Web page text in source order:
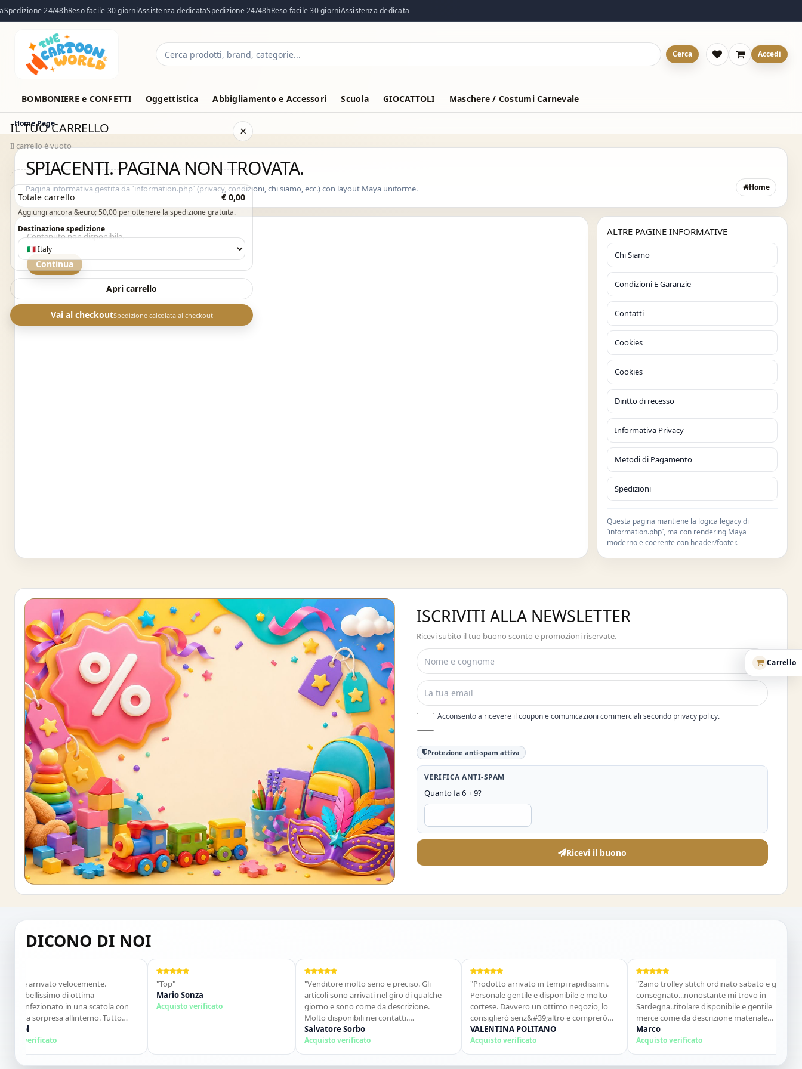
24/48hReso facile 30 giorniAssistenza dedicataSpedizione 24/48hReso facile 30 giorniAssistenza dedicata
Cerca
Cerca Accedi
BOMBONIERE e CONFETTI Oggettistica Abbigliamento e Accessori Scuola GIOCATTOLI Maschere / Costumi Carnevale
IL TUO CARRELLO
Il carrello è vuoto
×
Il carrello è vuoto. Esplora il catalogo e aggiungi i prodotti che
Vai al catalogo
Totale carrello € 0,00
Aggiungi ancora &euro; 50,00 per ottenere la spedizione gratuita.
Destinazione spedizione
Apri carrello
Vai al checkoutSpedizione calcolata al checkout
Carrello
Home Page
SPIACENTI. PAGINA NON TROVATA.
Pagina informativa gestita da `information.php` (privacy, condizioni, chi siamo, ecc.) con layout Maya uniforme. Home
Contenuto non disponibile.
Continua
ALTRE PAGINE INFORMATIVE
Chi Siamo
Condizioni E Garanzie
Contatti
Cookies
Cookies
Diritto di recesso
Informativa Privacy
Metodi di Pagamento
Spedizioni
Questa pagina mantiene la logica legacy di
`information.php`, ma con rendering Maya
moderno e coerente con header/footer.
ISCRIVITI E OTTIENI SUBITO UNO SCONTO DEL 10%
ISCRIVITI ALLA NEWSLETTER
Ricevi subito il tuo buono sconto e promozioni riservate.
Acconsento a ricevere il coupon e comunicazioni commerciali secondo privacy policy.
Protezione anti-spam attiva
VERIFICA ANTI-SPAM
Quanto fa 6 + 9?
Ricevi il buono
DICONO DI NOI
arrivato velocemente.
bellissimo di ottima
in una scatola con
sorpresa allinterno. Tutto
consiglio vivamente. Grazie
verificato
Mario Sonza
Acquisto verificato
"Venditore molto serio e preciso. Gli
articoli sono arrivati nel giro di qualche
giorno e sono come da descrizione.
Molto disponibili nei contatti.
Consigliato."
Salvatore Sorbo
Acquisto verificato
"Prodotto arrivato in tempi rapidissimi.
Personale gentile e disponibile e molto
cortese. Davvero un ottimo negozio, lo
consiglierò senz&#39;altro e comprerò
ancora!"
VALENTINA POLITANO
Acquisto verificato
"Zaino trolley stitch ordinato sabato e già
consegnato...nonostante mi trovo in
Sardegna..titolare disponibile e gentile
merce come da descrizione materiale
ottimo...sito super consigliato"
Marco
Acquisto verificato